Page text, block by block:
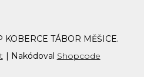
| Nakódoval Shopcode
KOBERCE TÁBOR MĚŠICE.